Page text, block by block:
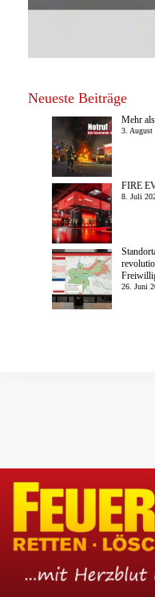
Neueste Beiträge
Mehr
3. August
FIRE
8. Juli
26. Juni